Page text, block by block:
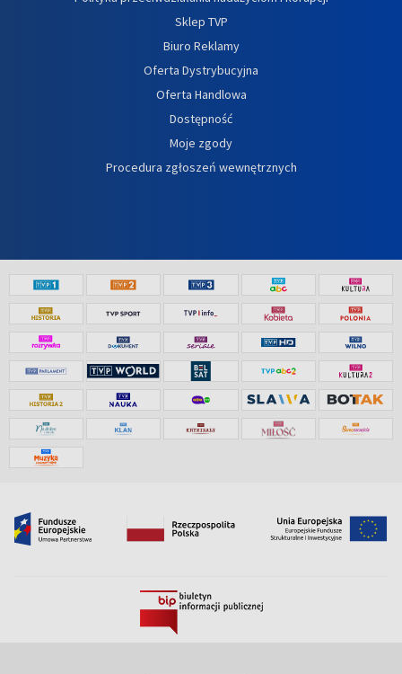
Sklep TVP
Biuro Reklamy
Oferta Dystrybucyjna
Oferta Handlowa
Dostępność
Moje zgody
Procedura zgłoszeń wewnętrznych